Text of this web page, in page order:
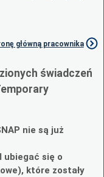
główną pracownika
świadczeń
nie są już
ubiegać się o
które zostały